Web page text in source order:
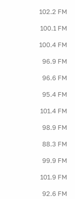
102.2 FM
100.1 FM
100.4 FM
96.9 FM
96.6 FM
95.4 FM
101.4 FM
98.9 FM
88.3 FM
99.9 FM
101.9 FM
92.6 FM